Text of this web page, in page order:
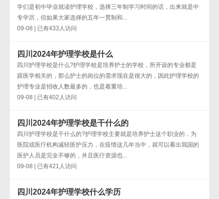
学们是初中毕业就读护理学校，选择三年制学习时间的话，出来就是中
专学历，但如果大家选择的五年一贯制和...
09-08 | 已有433人访问
四川2024年护理学校是什么
四川护理学校是什么?护理学校是培养护士的学校，所开设的专业都是
跟医学相关的，那么护士的岗位的需求现在是很大的，因此护理学校的
护理专业是招收人数最多的，也是着重培...
09-08 | 已有402人访问
四川2024年护理学校是干什么的
四川护理学校是干什么的?护理学校主要就是培养护士这个职业的，为
医院或医疗机构减轻医护压力，在疫情这几年当中，就可以看出我国的
医护人员是完全不够的，并且医疗资源也...
09-08 | 已有421人访问
四川2024年护理学校什么学历